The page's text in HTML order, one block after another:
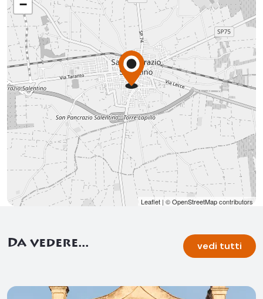
−
Leaflet | ©OpenStreetMapcontributors
Da vedere... vedi tutti